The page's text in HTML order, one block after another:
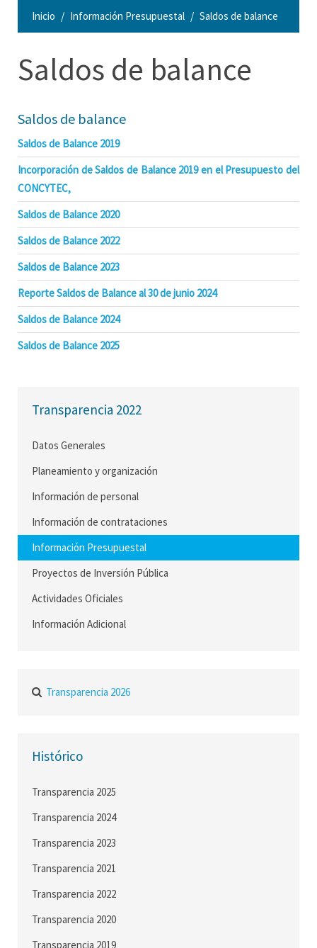
Inicio Información Presupuestal Saldos de balance
Saldos de balance
Saldos de balance
Saldos de Balance 2019
Incorporación de Saldos de Balance 2019 en el Presupuesto del
CONCYTEC,
Saldos de Balance 2020
Saldos de Balance 2022
Saldos de Balance 2023
Reporte Saldos de Balance al 30 de junio 2024
Saldos de Balance 2024
Saldos de Balance 2025
Transparencia 2022
Datos Generales
Planeamiento y organización
Información de personal
Información de contrataciones
Información Presupuestal
Proyectos de Inversión Pública
Actividades Oficiales
Información Adicional
Transparencia 2026
Histórico
Transparencia 2025
Transparencia 2024
Transparencia 2023
Transparencia 2021
Transparencia 2022
Transparencia 2020
Transparencia 2019